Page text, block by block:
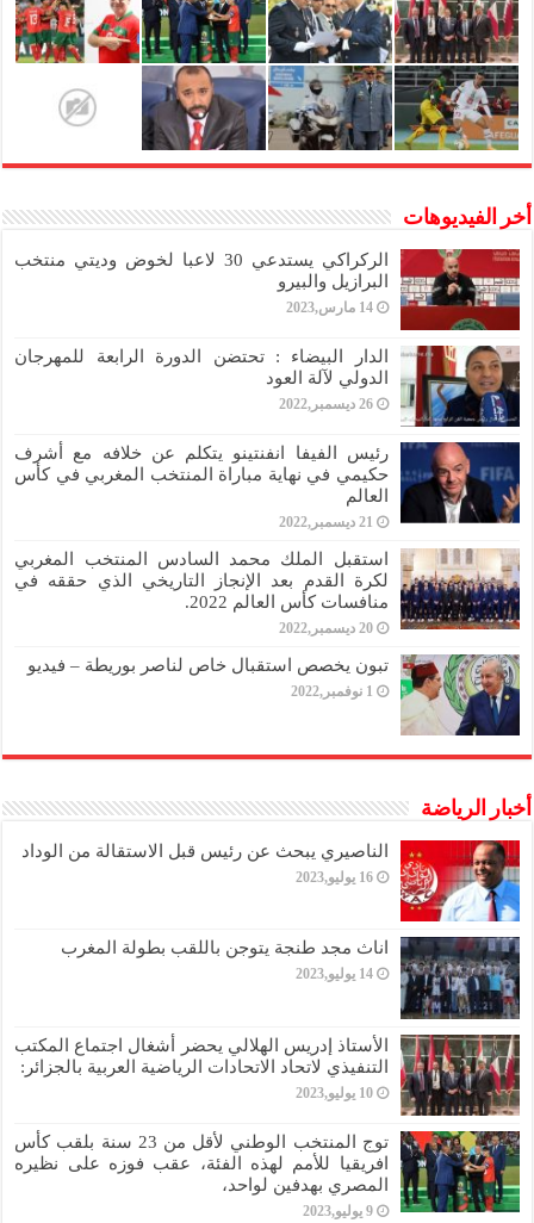
أخر الفيديوهات
الركراكي يستدعي 30 لاعبا لخوض وديتي منتخب
البرازيل والبيرو
14 مارس,2023
الدار البيضاء : تحتضن الدورة الرابعة للمهرجان
الدولي لآلة العود
26 ديسمبر,2022
رئيس الفيفا انفنتينو يتكلم عن خلافه مع أشرف
حكيمي في نهاية مباراة المنتخب المغربي في كأس
العالم
21 ديسمبر,2022
استقبل الملك محمد السادس المنتخب المغربي
لكرة القدم بعد الإنجاز التاريخي الذي حققه في
منافسات كأس العالم 2022.
20 ديسمبر,2022
تبون يخصص استقبال خاص لناصر بوريطة – فيديو
1 نوفمبر,2022
أخبار الرياضة
الناصيري يبحث عن رئيس قبل الاستقالة من الوداد
16 يوليو,2023
اناث مجد طنجة يتوجن باللقب بطولة المغرب
14 يوليو,2023
الأستاذ إدريس الهلالي يحضر أشغال اجتماع المكتب
التنفيذي لاتحاد الاتحادات الرياضية العربية بالجزائر:
10 يوليو,2023
توج المنتخب الوطني لأقل من 23 سنة بلقب كأس
افريقيا للأمم لهذه الفئة، عقب فوزه على نظيره
المصري بهدفين لواحد،
9 يوليو,2023